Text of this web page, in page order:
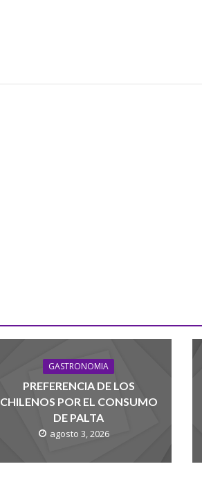
GASTRONOMIA
PREFERENCIA DE LOS
CHILENOS POR EL CONSUMO
DE PALTA
agosto 3, 2026